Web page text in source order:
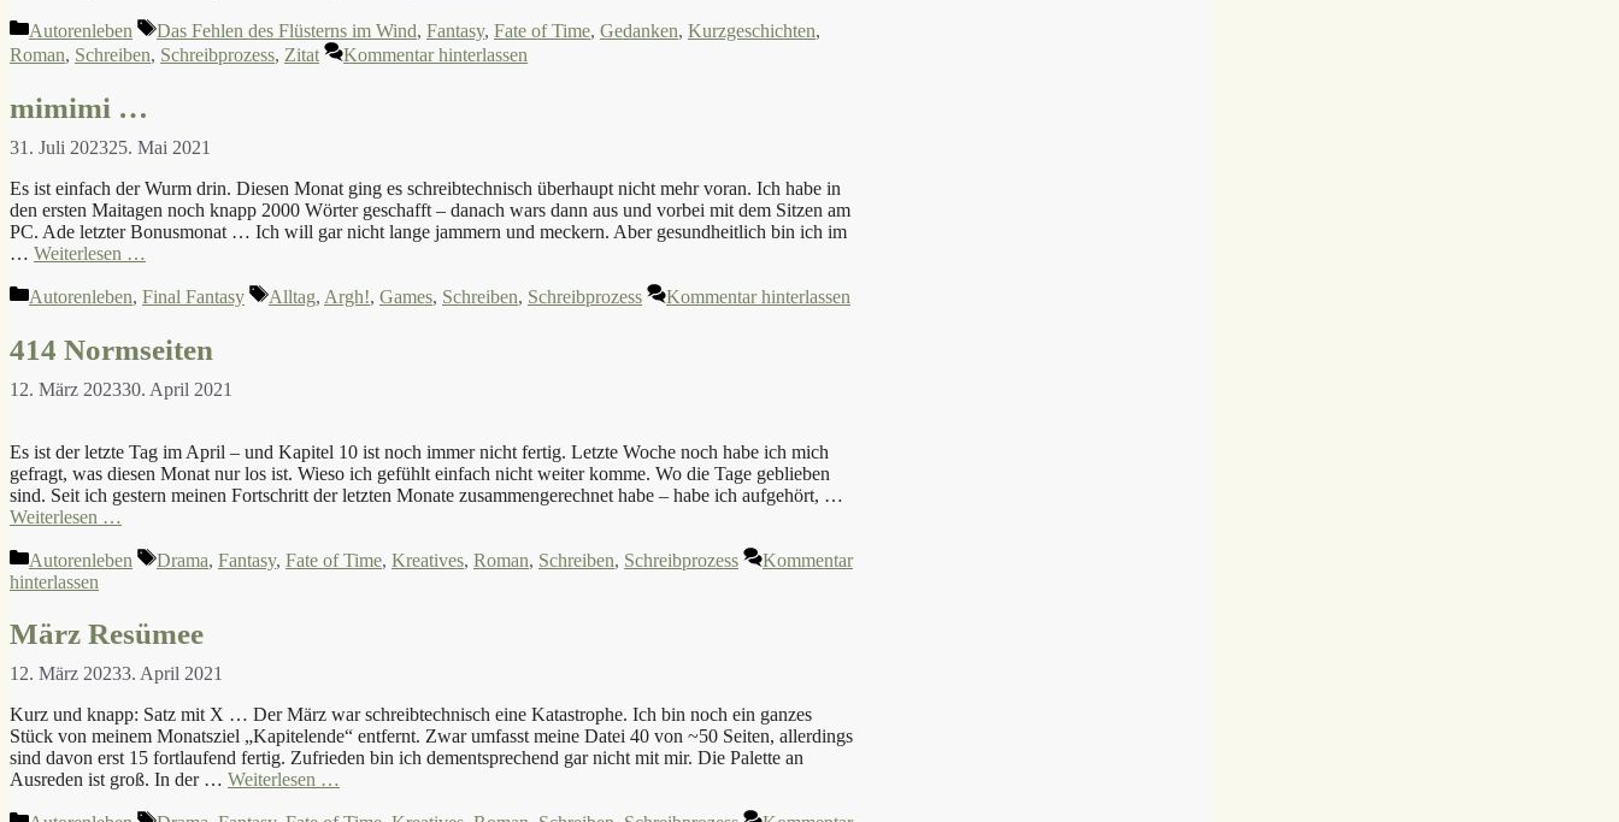
Kategorien
Autorenleben Schlagwörter
Das Fehlen des Flüsterns im Wind, Fantasy, Fate of Time, Gedanken, Kurzgeschichten,
Roman, Schreiben, Schreibprozess, Zitat Kommentar hinterlassen
mimimi …
31. Juli 202325. Mai 2021
Es ist einfach der Wurm drin. Diesen Monat ging es schreibtechnisch überhaupt nicht mehr voran. Ich habe in
den ersten Maitagen noch knapp 2000 Wörter geschafft – danach wars dann aus und vorbei mit dem Sitzen am
PC. Ade letzter Bonusmonat … Ich will gar nicht lange jammern und meckern. Aber gesundheitlich bin ich im
… Weiterlesen …
Kategorien
Autorenleben, Final Fantasy Schlagwörter
Alltag, Argh!, Games, Schreiben, Schreibprozess Kommentar hinterlassen
414 Normseiten
12. März 202330. April 2021
Es ist der letzte Tag im April – und Kapitel 10 ist noch immer nicht fertig. Letzte Woche noch habe ich mich
gefragt, was diesen Monat nur los ist. Wieso ich gefühlt einfach nicht weiter komme. Wo die Tage geblieben
sind. Seit ich gestern meinen Fortschritt der letzten Monate zusammengerechnet habe – habe ich aufgehört, …
Weiterlesen …
Kategorien
Autorenleben Schlagwörter
Drama, Fantasy, Fate of Time, Kreatives, Roman, Schreiben, Schreibprozess
Kommentar
hinterlassen
März Resümee
12. März 20233. April 2021
Kurz und knapp: Satz mit X … Der März war schreibtechnisch eine Katastrophe. Ich bin noch ein ganzes
Stück von meinem Monatsziel „Kapitelende“ entfernt. Zwar umfasst meine Datei 40 von ~50 Seiten, allerdings
sind davon erst 15 fortlaufend fertig. Zufrieden bin ich dementsprechend gar nicht mit mir. Die Palette an
Ausreden ist groß. In der … Weiterlesen …